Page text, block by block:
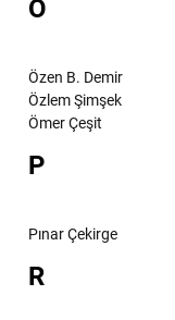
O
Özen B. Demir
Özlem Şimşek
Ömer Çeşit
P
Pınar Çekirge
R